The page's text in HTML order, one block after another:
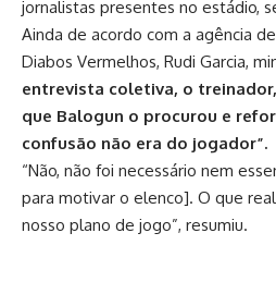
jornalistas presentes no estádio,
Ainda de acordo com a agência
Diabos Vermelhos, Rudi Garcia,
entrevista coletiva, o
que Balogun o procurou e
confusão não era do jogador”.
“Não, não foi necessário nem
para motivar o elenco]. O que
nosso plano de jogo”, resumiu.